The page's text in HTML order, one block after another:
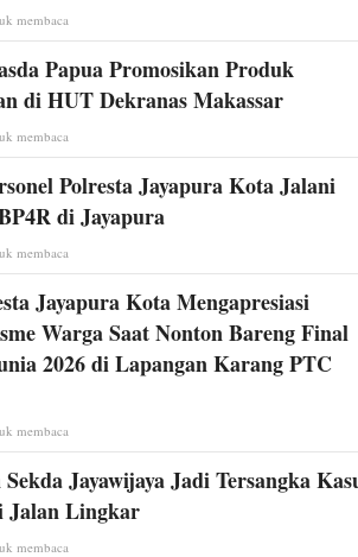
membaca
Papua Promosikan Produk
di HUT Dekranas Makassar
membaca
Polresta Jayapura Kota Jalani
di Jayapura
membaca
Jayapura Kota Mengapresiasi
Warga Saat Nonton Bareng Final
2026 di Lapangan Karang PTC
membaca
Jayawijaya Jadi Tersangka
Jalan Lingkar
membaca